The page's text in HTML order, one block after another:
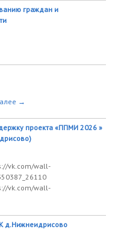
граждан и
→
проекта «ППМИ 2026 »
vk.com/wall-
vk.com/wall-
д.Нижнеидрисово